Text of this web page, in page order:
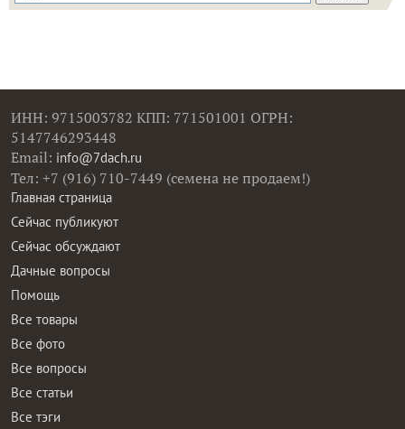
ИНН: 9715003782 КПП: 771501001 ОГРН:
5147746293448
Email: info@7dach.ru
Тел: +7 (916) 710-7449 (семена не продаем!)
Главная страница
Сейчас публикуют
Сейчас обсуждают
Дачные вопросы
Помощь
Все товары
Все фото
Все вопросы
Все статьи
Все тэги